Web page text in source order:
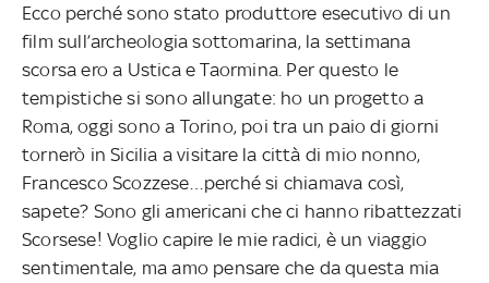
Ecco perché sono stato produttore esecutivo di un
film sull’archeologia sottomarina, la settimana
scorsa ero a Ustica e Taormina. Per questo le
tempistiche si sono allungate: ho un progetto a
Roma, oggi sono a Torino, poi tra un paio di giorni
tornerò in Sicilia a visitare la città di mio nonno,
Francesco Scozzese…perché si chiamava così,
sapete? Sono gli americani che ci hanno ribattezzati
Scorsese! Voglio capire le mie radici, è un viaggio
sentimentale, ma amo pensare che da questa mia